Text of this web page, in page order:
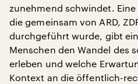
zunehmend schwindet.
die gemeinsam von ARD,
durchgeführt wurde, gibt
Menschen den Wandel des
erleben und welche
Kontext an die öffentlich-